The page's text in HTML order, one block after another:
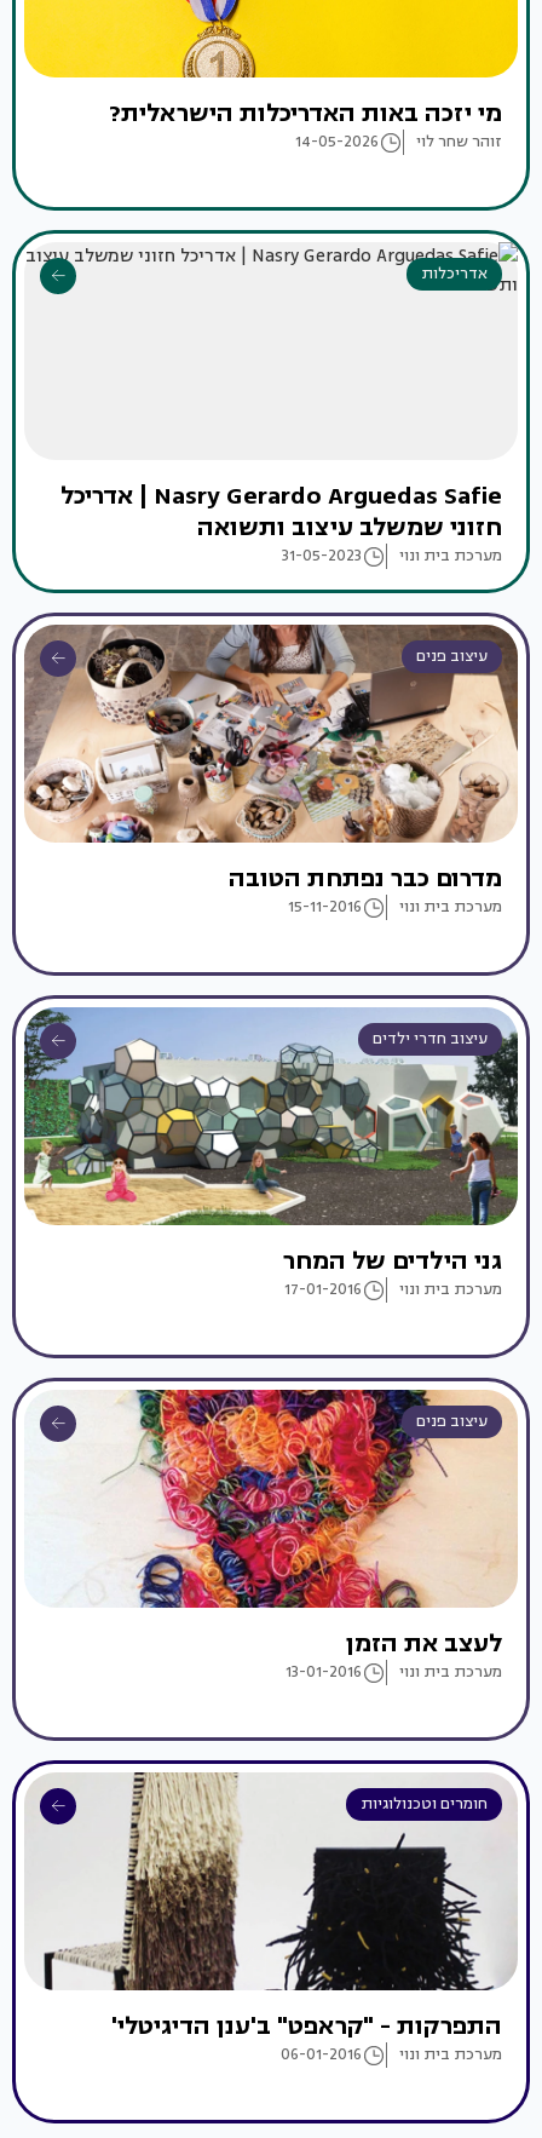
מי יזכה באות האדריכלות הישראלית?
זוהר שחר לוי 14-05-2026
אדריכלות
Nasry Gerardo Arguedas Safie | אדריכל
חזוני שמשלב עיצוב ותשואה
מערכת בית ונוי 31-05-2023
עיצוב פנים
מדרום כבר נפתחת הטובה
מערכת בית ונוי 15-11-2016
עיצוב חדרי ילדים
גני הילדים של המחר
מערכת בית ונוי 17-01-2016
עיצוב פנים
לעצב את הזמן
מערכת בית ונוי 13-01-2016
חומרים וטכנולוגיות
התפרקות - "קראפט" ב'ענן הדיגיטלי'
מערכת בית ונוי 06-01-2016